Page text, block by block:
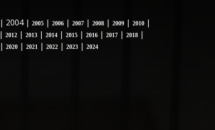
| 2004 | 2005 | 2006 | 2007 | 2008 | 2009 | 2010 |
| 2012 | 2013 | 2014 | 2015 | 2016 | 2017 | 2018 |
| 2020 | 2021 | 2022 | 2023 | 2024